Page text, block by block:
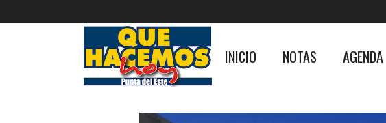
INICIO NOTAS AGENDA